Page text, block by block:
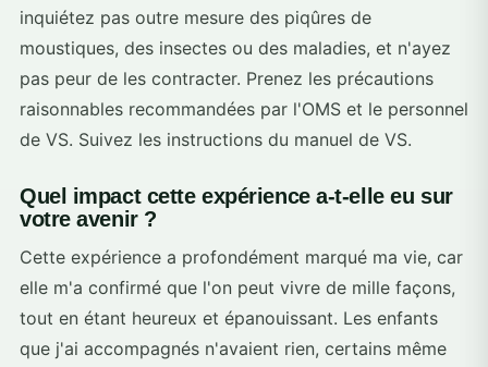
inquiétez pas outre mesure des piqûres de
moustiques, des insectes ou des maladies, et n'ayez
pas peur de les contracter. Prenez les précautions
raisonnables recommandées par l'OMS et le personnel
de VS. Suivez les instructions du manuel de VS.
Quel impact cette expérience a-t-elle eu sur
votre avenir ?
Cette expérience a profondément marqué ma vie, car
elle m'a confirmé que l'on peut vivre de mille façons,
tout en étant heureux et épanouissant. Les enfants
que j'ai accompagnés n'avaient rien, certains même